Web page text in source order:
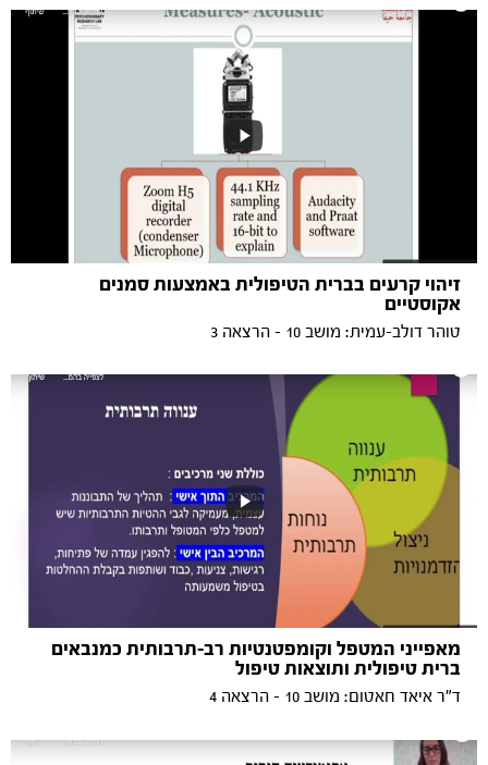
זיהוי קרעים בברית הטיפולית באמצעות סמנים
אקוסטיים
טוהר דולב-עמית: מושב 10 - הרצאה 3
מאפייני המטפל וקומפטנטיות רב-תרבותית כמנבאים
ברית טיפולית ותוצאות טיפול
ד"ר איאד חאטום: מושב 10 - הרצאה 4